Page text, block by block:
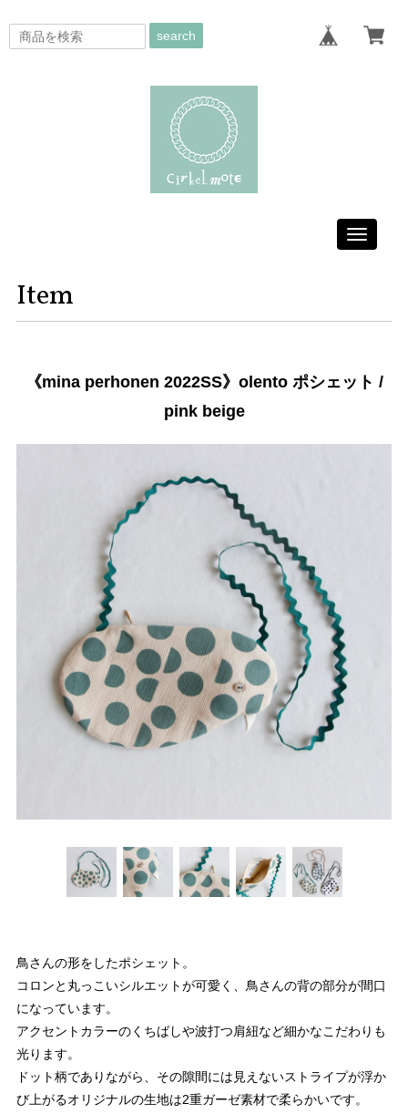
search
Toggle
Item
《mina perhonen 2022SS》olento ポシェット /
pink beige
鳥さんの形をしたポシェット。
コロンと丸っこいシルエットが可愛く、鳥さんの背の部分が間口
になっています。
アクセントカラーのくちばしや波打つ肩紐など細かなこだわりも
光ります。
ドット柄でありながら、その隙間には見えないストライプが浮か
び上がるオリジナルの生地は2重ガーゼ素材で柔らかいです。